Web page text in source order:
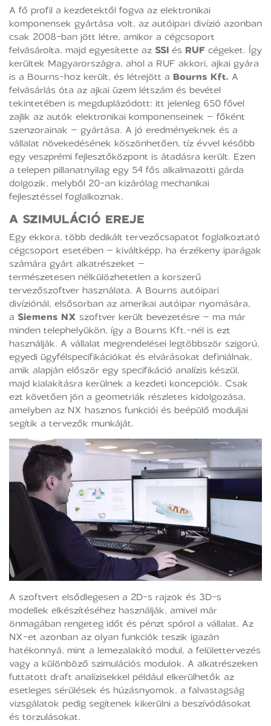
A fő profil a kezdetektől fogva az elektronikai
komponensek gyártása volt, az autóipari divízió azonban
csak 2008-ban jött létre, amikor a cégcsoport
felvásárolta, majd egyesítette az SSIés RUFcégeket. Így
kerültek Magyarországra, ahol a RUF akkori, ajkai gyára
is a Bourns-hoz került, és létrejött a Bourns Kft. A
felvásárlás óta az ajkai üzem létszám és bevétel
tekintetében is megduplázódott: itt jelenleg 650 fővel
zajlik az autók elektronikai komponenseinek – főként
szenzorainak – gyártása. A jó eredményeknek és a
vállalat növekedésének köszönhetően, tíz évvel később
egy veszprémi fejlesztőközpont is átadásra került. Ezen
a telepen pillanatnyilag egy 54 fős alkalmazotti gárda
dolgozik, melyből 20-an kizárólag mechanikai
fejlesztéssel foglalkoznak.
A SZIMULÁCIÓ EREJE
Egy ekkora, több dedikált tervezőcsapatot foglalkoztató
cégcsoport esetében – kiváltképp, ha érzékeny iparágak
számára gyárt alkatrészeket –
természetesen nélkülözhetetlen a korszerű
tervezőszoftver használata. A Bourns autóipari
divíziónál, elsősorban az amerikai autóipar nyomására,
a Siemens NX szoftver került bevezetésre – ma már
minden telephelyükön, így a Bourns Kft.-nél is ezt
használják. A vállalat megrendelései legtöbbször szigorú,
egyedi ügyfélspecifikációkat és elvárásokat definiálnak,
amik alapján először egy specifikáció analízis készül,
majd kialakításra kerülnek a kezdeti koncepciók. Csak
ezt követően jön a geometriák részletes kidolgozása,
amelyben az NX hasznos funkciói és beépülő moduljai
segítik a tervezők munkáját.
A szoftvert elsődlegesen a 2D-s rajzok és 3D-s
modellek elkészítéséhez használják, amivel már
önmagában rengeteg időt és pénzt spórol a vállalat. Az
NX-et azonban az olyan funkciók teszik igazán
hatékonnyá, mint a lemezalakító modul, a felülettervezés
vagy a különböző szimulációs modulok. A alkatrészeken
futtatott draft analízisekkel például elkerülhetők az
esetleges sérülések és húzásnyomok, a falvastagság
vizsgálatok pedig segítenek kikerülni a beszívódásokat
és torzulásokat.